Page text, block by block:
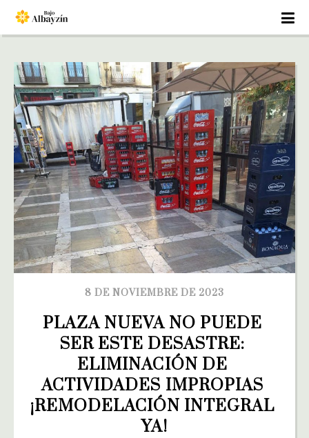
8 DE NOVIEMBRE DE 2023
PLAZA NUEVA NO PUEDE
SER ESTE DESASTRE:
ELIMINACIÓN DE
ACTIVIDADES IMPROPIAS
¡REMODELACIÓN INTEGRAL
YA!